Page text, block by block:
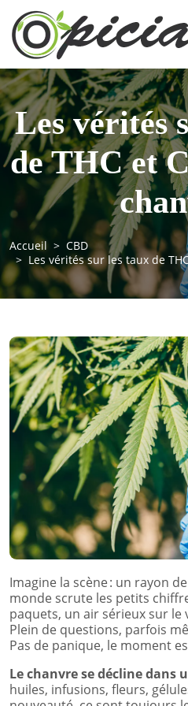
Les vérités
de THC et
Accueil
CBD
Les vérités sur les taux de
Imagine la scène : un rayon
monde scrute les petits
paquets, un air sérieux sur le
Plein de questions, parfois
Pas de panique, le moment
Le chanvre se décline dans
huiles, infusions, fleurs,